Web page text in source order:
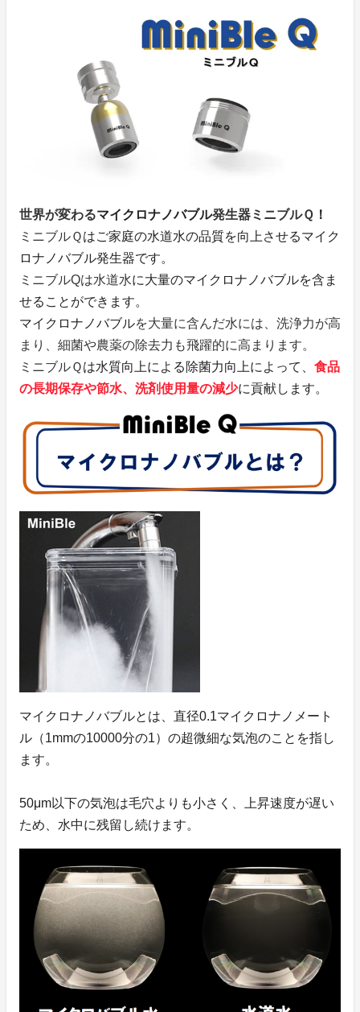
世界が変わるマイクロナノバブル発生器ミニブルＱ ！
ミニブルＱはご家庭の水道水の品質を向上させるマイク
ロナノバブル発生器です。
ミニブルQは水道水に大量のマイクロナノバブルを含ま
せることができます。
マイクロナノバブルを大量に含んだ水には、洗浄力が高
まり、細菌や農薬の除去力も飛躍的に高まります。
ミニブルＱは水質向上による除菌力向上によって、 食品
の長期保存や節水、洗剤使用量の減少に貢献します。
マイクロナノバブルとは、直径0.1マイクロナノメート
ル（1mmの10000分の1）の超微細な気泡のことを指し
ます。
50μm以下の気泡は毛穴よりも小さく、上昇速度が遅い
ため、水中に残留し続けます。